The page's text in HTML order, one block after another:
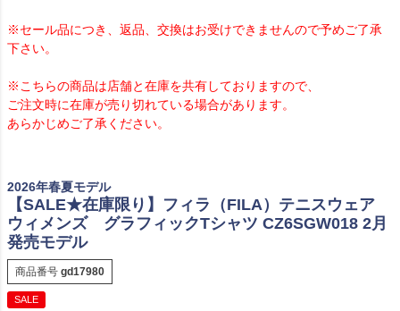
※セール品につき、返品、交換はお受けできませんので予めご了承
下さい。
※こちらの商品は店舗と在庫を共有しておりますので、
ご注文時に在庫が売り切れている場合があります。
あらかじめご了承ください。
2026年春夏モデル
【SALE★在庫限り】フィラ（FILA）テニスウェア
ウィメンズ グラフィックTシャツ CZ6SGW018 2月
発売モデル
商品番号 gd17980
SALE